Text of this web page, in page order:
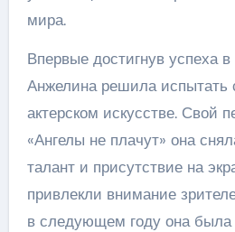
мира.
Впервые достигнув успеха
Анжелина решила испытать
актерском искусстве. Свой
«Ангелы не плачут» она
талант и присутствие на
привлекли внимание
в следующем году она была